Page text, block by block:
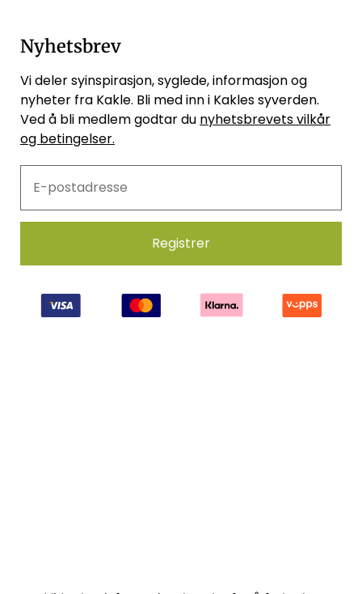
Nyhetsbrev
Vi deler syinspirasjon, syglede, informasjon og
nyheter fra Kakle. Bli med inn i Kakles syverden.
Ved å bli medlem godtar du nyhetsbrevets vilkår
og betingelser.